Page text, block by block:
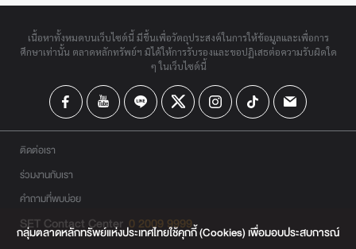
เนื้อหาทั้งหมดบนเว็บไซต์นี้ มีขึ้นเพื่อวัตถุประสงค์ในการให้ข้อมูลและเพื่อการ
ศึกษาเท่านั้น ตลาดหลักทรัพย์ฯ มิได้ให้การรับรองและขอปฏิเสธต่อความรับผิดใด
ๆ ในเว็บไซต์นี้
ติดต่อเรา
ร่วมงานกับเรา
คำถามที่พบบ่อย
SET Contact Center 0 2009 9999
กลุ่มตลาดหลักทรัพย์แห่งประเทศไทยใช้คุกกี้ (Cookies) เพื่อมอบประสบการณ์